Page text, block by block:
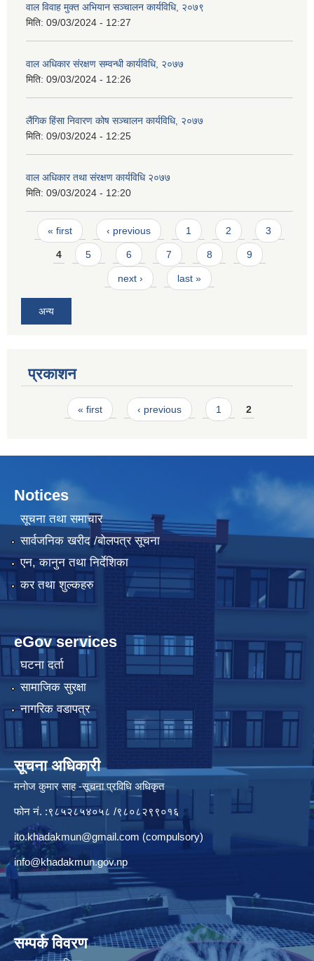
वाल विवाह मुक्त अभियान सञ्चालन कार्यविधि, २०७९
मिति: 09/03/2024 - 12:27
वाल अधिकार संरक्षण सम्वन्धी कार्यविधि, २०७७
मिति: 09/03/2024 - 12:26
लैंगिक हिंसा निवारण कोष सञ्चालन कार्यविधि, २०७७
मिति: 09/03/2024 - 12:25
वाल अधिकार तथा संरक्षण कार्यविधि २०७७
मिति: 09/03/2024 - 12:20
Pages
« first ‹ previous 1 2 3
4 5 6 7 8 9
next › last »
अन्य
प्रकाशन
Pages« first ‹ previous 1 2
Notices
सूचना तथा समाचार
सार्वजनिक खरीद /बोलपत्र सूचना
एन, कानुन तथा निर्देशिका
कर तथा शुल्कहरु
eGov services
घटना दर्ता
सामाजिक सुरक्षा
नागरिक वडापत्र
सूचना अधिकारी
मनाेज कुमार साह -सूचना प्रविधि अधिकृत
फोन नं. :९८५२८५४०५८ /९८०८२९९०१६
ito.khadakmun@gmail.com (compulsory)
info@khadakmun.gov.np
सम्पर्क विवरण